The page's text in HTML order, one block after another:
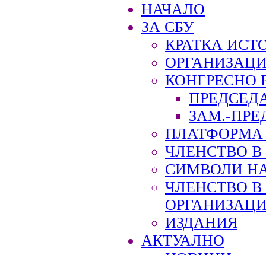
НАЧАЛО
ЗА СБУ
КРАТКА
КОНГРЕСНО
ЗАМ.-
ПЛАТФОРМА
ЧЛЕНСТВО В
СИМВОЛИ
ЧЛЕНСТВО
ИЗДАНИЯ
АКТУАЛНО